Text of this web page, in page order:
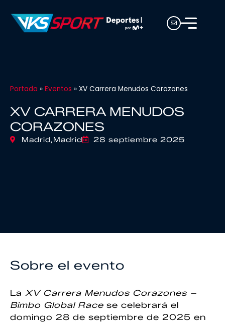
Portada » Eventos » XV Carrera Menudos Corazones
XV CARRERA MENUDOS
CORAZONES
Madrid,Madrid 28 septiembre 2025
Sobre el evento
La XV Carrera Menudos Corazones –
Bimbo Global Race se celebrará el
domingo 28 de septiembre de 2025 en